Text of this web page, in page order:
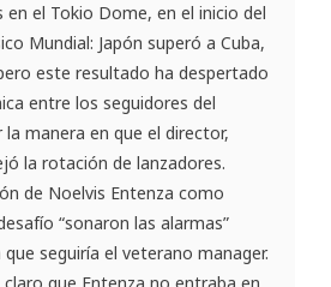
en el Tokio Dome, en el inicio del
Mundial: Japón superó a Cuba,
este resultado ha despertado
entre los seguidores del
manera en que el director,
la rotación de lanzadores.
de Noelvis Entenza como
“sonaron las alarmas”
seguiría el veterano manager.